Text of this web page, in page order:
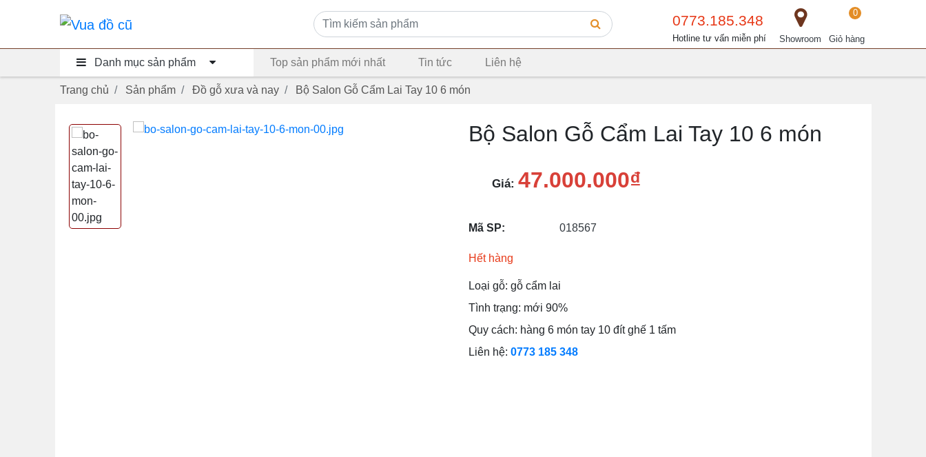
0
Giỏ hàng
Showroom
0773.185.348
Hotline tư vấn miễn phí
Danh mục sản phẩm Top sản phẩm mới nhất Tin tức Liên hệ
Trang chủ Sản phẩm Đồ gỗ xưa và nay Bộ Salon Gỗ Cẩm Lai Tay 10 6 món
Bộ Salon Gỗ Cẩm Lai Tay 10 6 món
Giá: 47.000.000₫
Mã SP: 018567
Hết hàng
Loại gỗ: gỗ cẩm lai
Tình trạng: mới 90%
Quy cách: hàng 6 món tay 10 đít ghế 1 tấm
Liên hệ: 0773 185 348